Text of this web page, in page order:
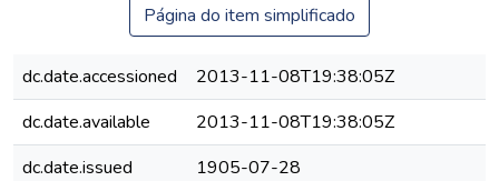
Página do item simplificado
dc.date.accessioned
2013-11-08T19:38:05Z
dc.date.available
2013-11-08T19:38:05Z
dc.date.issued
1905-07-28